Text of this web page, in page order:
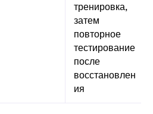
тренировка,
затем
повторное
тестирование
после
восстановлен
ия